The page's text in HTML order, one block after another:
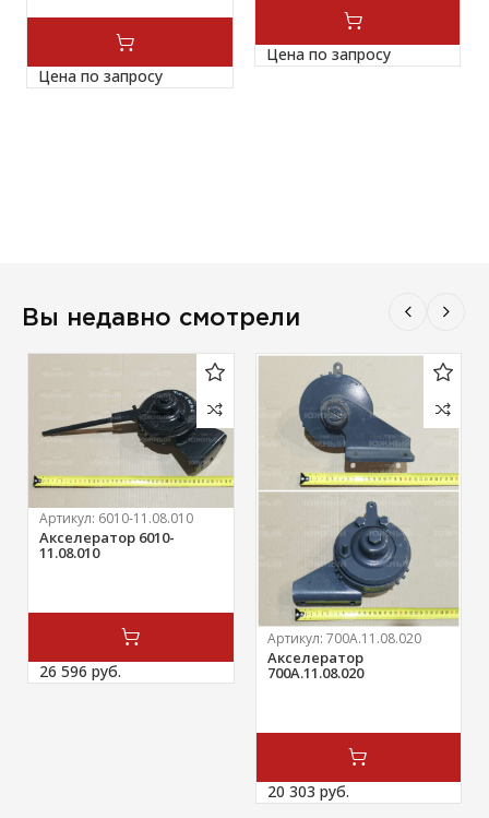
Цена по запросу
Цена по запросу
Вы недавно смотрели
Артикул: 6010-11.08.010
Акселератор 6010-
11.08.010
26 596 руб.
Артикул: 700А.11.08.020
Акселератор
700А.11.08.020
20 303 руб.